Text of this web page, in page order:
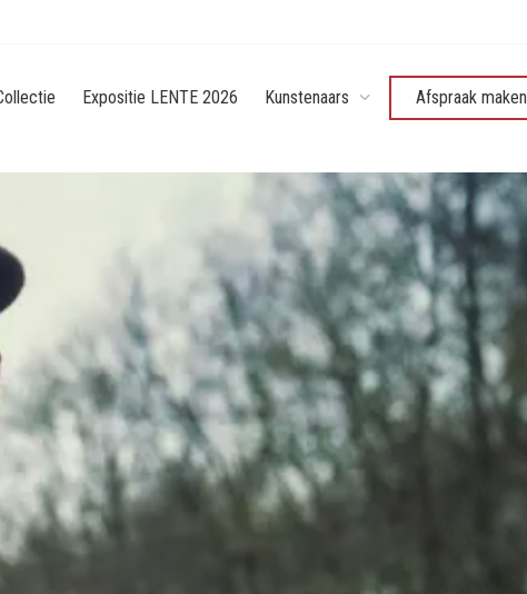
Expositie LENTE 2026 Kunstenaars Afspraak maken